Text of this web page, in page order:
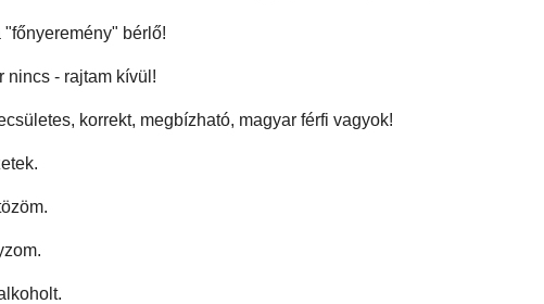
"főnyeremény" bérlő!
nincs - rajtam kívül!
korrekt, megbízható, magyar férfi vagyok!